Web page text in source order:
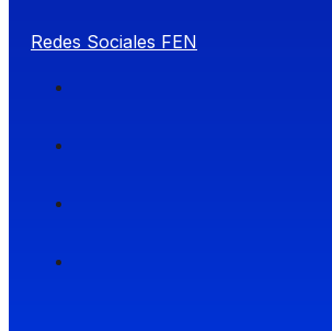
Redes Sociales FEN